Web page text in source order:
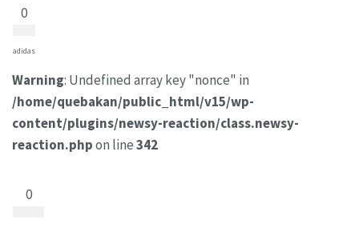
0
adidas
Warning: Undefined array key "nonce" in
/home/quebakan/public_html/v15/wp-
content/plugins/newsy-reaction/class.newsy-
reaction.phpon line342
0